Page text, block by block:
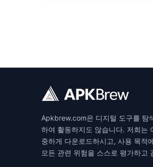
Apkbrew.com은 디지털 도구를 탐
하여 활동하지도 않습니다. 저희는
중하게 다운로드하시고, 사용 목적
모든 관련 위험을 스스로 평가하고